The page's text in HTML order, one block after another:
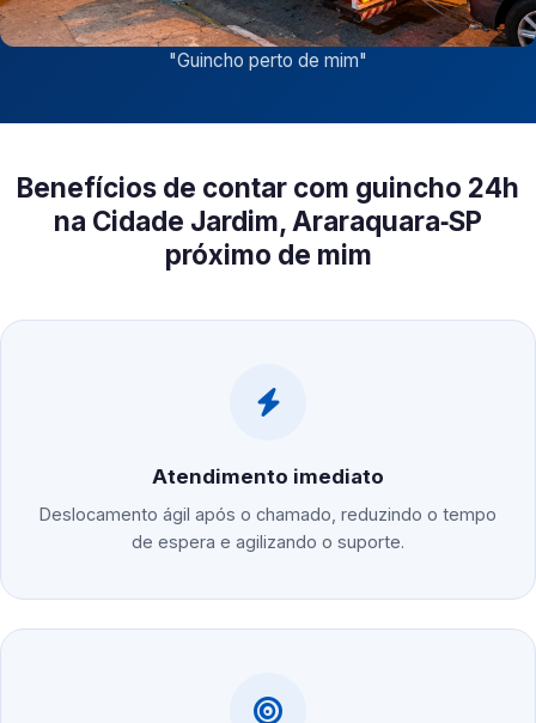
"Guincho perto de mim"
Benefícios de contar com guincho 24h
na Cidade Jardim, Araraquara‑SP
próximo de mim
Atendimento imediato
Deslocamento ágil após o chamado, reduzindo o tempo
de espera e agilizando o suporte.